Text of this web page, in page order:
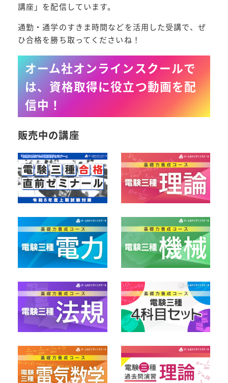
講座」を配信しています。
通勤・通学のすきま時間などを活用した受講で、ぜ
ひ合格を勝ち取ってくださいね！
オーム社オンラインスクールで
は、資格取得に役立つ動画を配
信中！
販売中の講座